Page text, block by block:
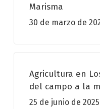
Marisma
30 de marzo de
Agricultura en
del campo a la
25 de junio de 2025